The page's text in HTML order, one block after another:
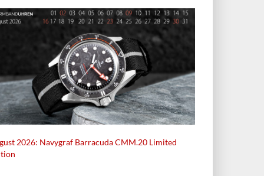
2026: Navygraf Barracuda CMM.20 Limited